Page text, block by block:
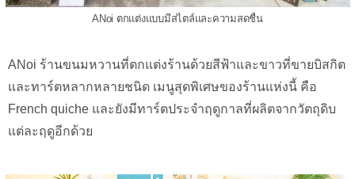
ANoi ตกแต่งแบบมีสไตล์และความสดชื่น
ANoi ร้านขนมหวานที่ตกแต่งร้านด้วยสีฟ้าและขาวที่ขายบิสกิต
และทาร์ตหลากหลายชนิด เมนูสุดพิเศษของร้านแห่งนี้ คือ
French quiche และยังมีทาร์ตประจำฤดูกาลที่ผลิตจากวัตถุดิบ
แต่ละฤดูอีกด้วย